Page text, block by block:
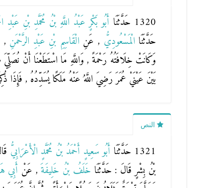
1320 حَدَّثَنَا أَبُو بَكْرٍ عَبْدُ اللَّهِ بْنُ مُحَمَّدِ بْنِ عَبْدِ
حَدَّثَنَا الْمَسْعُودِيُّ , عَنِ الْقَاسِمِ بْنِ عَبْدِ الرَّحْمَنِ ,
وَكَانَتْ خِلَافَتُهُ رَحْمَةً , وَاللَّهِ مَا اسْتَطَعْنَا
بَيْنَ عَيْنَيْ عُمَرَ رَضِيَ اللَّهُ عَنْهُ مَلَكًا يُسَدِّدُهُ , فَإِذَا
النص
1321 حَدَّثَنَا أَبُو سَعِيدٍ أَحْمَدُ بْنُ مُحَمَّدٍ الْأَعْرَابِيُّ
بْنُ بِشْرٍقَالَ : حَدَّثَنَا خَلَفُ بْنُ خَلِيفَةَ , عَنْ أَبِي